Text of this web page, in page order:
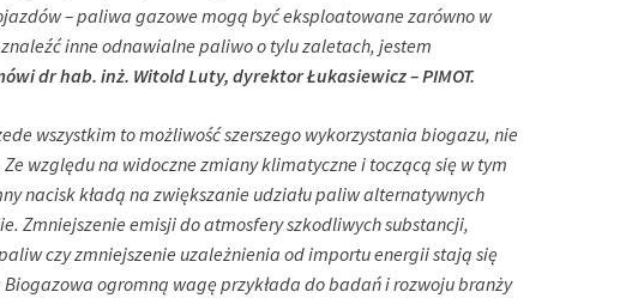
– paliwa gazowe mogą być eksploatowane zarówno w
znaleźć inne odnawialne paliwo o tylu zaletach, jestem
dr hab. inż. Witold Luty, dyrektor Łukasiewicz – PIMOT.
wszystkim to możliwość szerszego wykorzystania biogazu, nie
względu na widoczne zmiany klimatyczne i toczącą się w tym
nacisk kładą na zwiększanie udziału paliw alternatywnych
Zmniejszenie emisji do atmosfery szkodliwych substancji,
czy zmniejszenie uzależnienia od importu energii stają się
ogromną wagę przykłada do badań i rozwoju branży